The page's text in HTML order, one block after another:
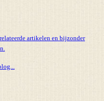
artikelen en bijzonder